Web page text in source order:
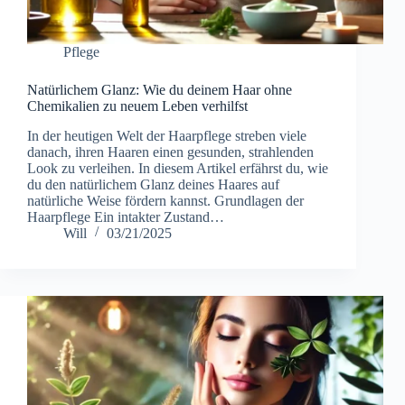
Pflege
Natürlichem Glanz: Wie du deinem Haar ohne
Chemikalien zu neuem Leben verhilfst
In der heutigen Welt der Haarpflege streben viele
danach, ihren Haaren einen gesunden, strahlenden
Look zu verleihen. In diesem Artikel erfährst du, wie
du den natürlichem Glanz deines Haares auf
natürliche Weise fördern kannst. Grundlagen der
Haarpflege Ein intakter Zustand…
Will
03/21/2025